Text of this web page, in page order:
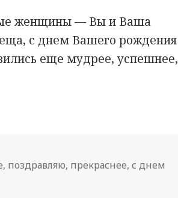
женщины — Вы и Ваша
с днем Вашего рождения
еще мудрее, успешнее,
, поздравляю, прекраснее,с днем